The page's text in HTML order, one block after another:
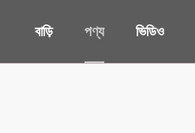
বাড়ি পণ্য ভিডিও